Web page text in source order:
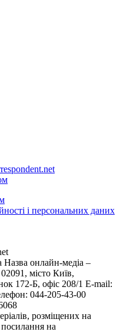
і персональних даних
Назва онлайн-медіа –
місто Київ,
172-Б, офіс 208/1 E-mail:
044-205-43-00
розміщених на
посилання на